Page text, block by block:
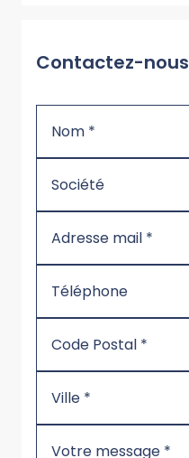
Contactez-nous